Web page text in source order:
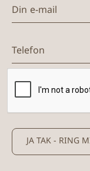
JA TAK - RING